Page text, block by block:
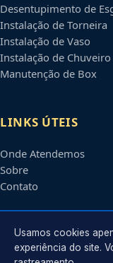
Desentupimento de
Instalação de Torneira
Instalação de Vaso
Instalação de Chuveiro
Manutenção de Box
LINKS ÚTEIS
Onde Atendemos
Sobre
Contato
CONTATO
Usamos cookies
experiência do site.